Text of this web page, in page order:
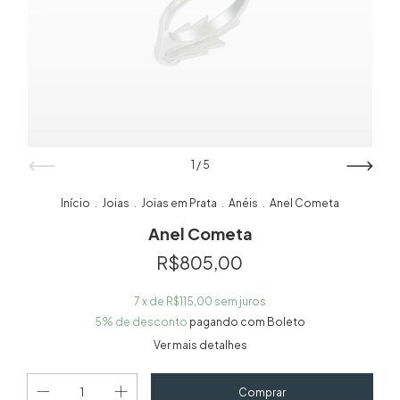
1 / 5
Início Joias Joias em Prata Anéis Anel Cometa
Anel Cometa
R$805,00
7 x de R$115,00 sem juros
5% de desconto pagando com Boleto
Ver mais detalhes